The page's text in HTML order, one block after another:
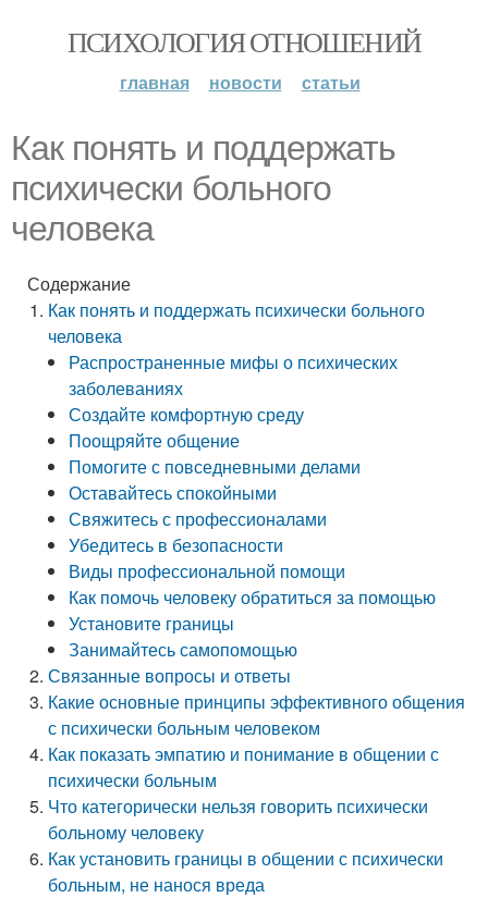
ПСИХОЛОГИЯ ОТНОШЕНИЙ
главная новости статьи
Как понять и поддержать
психически больного
человека
Содержание
Как понять и поддержать психически больного
человека
Распространенные мифы о психических
заболеваниях
Создайте комфортную среду
Поощряйте общение
Помогите с повседневными делами
Оставайтесь спокойными
Свяжитесь с профессионалами
Убедитесь в безопасности
Виды профессиональной помощи
Как помочь человеку обратиться за помощью
Установите границы
Занимайтесь самопомощью
Связанные вопросы и ответы
Какие основные принципы эффективного общения
с психически больным человеком
Как показать эмпатию и понимание в общении с
психически больным
Что категорически нельзя говорить психически
больному человеку
Как установить границы в общении с психически
больным, не нанося вреда